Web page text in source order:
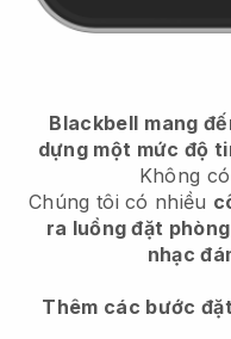
Blackbell mang
dựng một mức độ
Không
Chúng tôi có nhiều
ra luồng đặt
nhạc
Thêm các bước